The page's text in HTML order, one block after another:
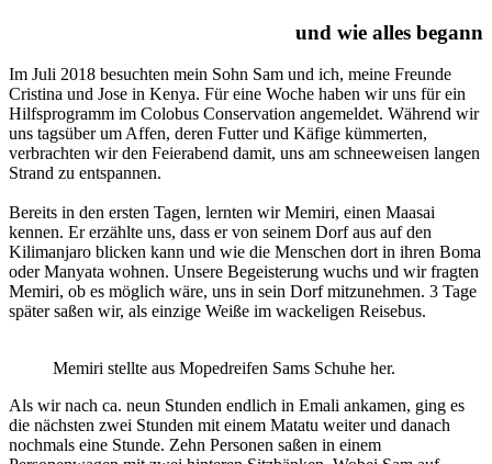
und wie alles begann
Im Juli 2018 besuchten mein Sohn Sam und ich, meine Freunde
Cristina und Jose in Kenya. Für eine Woche haben wir uns für ein
Hilfsprogramm im Colobus Conservation angemeldet. Während wir
uns tagsüber um Affen, deren Futter und Käfige kümmerten,
verbrachten wir den Feierabend damit, uns am schneeweisen langen
Strand zu entspannen.
Bereits in den ersten Tagen, lernten wir Memiri, einen Maasai
kennen. Er erzählte uns, dass er von seinem Dorf aus auf den
Kilimanjaro blicken kann und wie die Menschen dort in ihren Boma
oder Manyata wohnen. Unsere Begeisterung wuchs und wir fragten
Memiri, ob es möglich wäre, uns in sein Dorf mitzunehmen. 3 Tage
später saßen wir, als einzige Weiße im wackeligen Reisebus.
Memiri stellte aus Mopedreifen Sams Schuhe her.
Als wir nach ca. neun Stunden endlich in Emali ankamen, ging es
die nächsten zwei Stunden mit einem Matatu weiter und danach
nochmals eine Stunde. Zehn Personen saßen in einem